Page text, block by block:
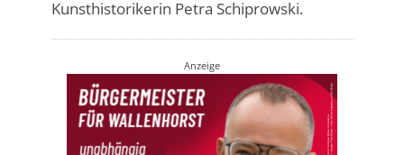
Kunsthistorikerin Petra Schiprowski.
Anzeige